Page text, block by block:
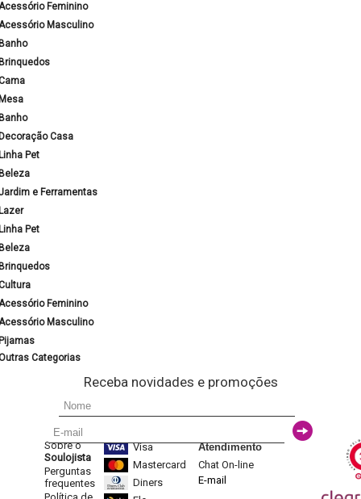
Feminino
Masculino
Casa
Pet
e Ferramentas
Pet
Feminino
Masculino
Categorias
Receba novidades e promoções
Sobre o
Soulojista
Perguntas
frequentes
Visa
Mastercard
Diners
Atendimento
Chat On-line
E-mail